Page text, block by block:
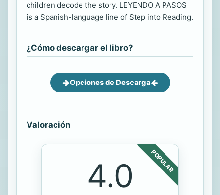
children decode the story. LEYENDO A PASOS
is a Spanish-language line of Step into Reading.
¿Cómo descargar el libro?
Opciones de Descarga
Valoración
POPULAR
4.0